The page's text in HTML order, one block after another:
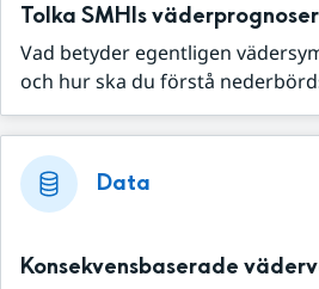
Tolka SMHIs väderprognoser
Vad betyder egentligen
och hur ska du förstå
Data
Konsekvensbaserade